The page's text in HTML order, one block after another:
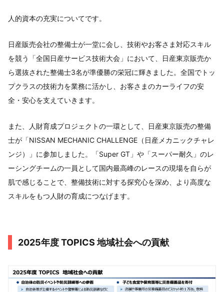
人的資本の充実についてです。
日産販売会社の整備士が一堂に会し、技術やお客さま対応スキル
を競う「全国日産サービス技術大会」において、日産東京販売か
ら選抜された整備士3名が準優勝の栄冠に輝きました。全国でトッ
プクラスの技術力を業務に活かし、お客さまのカーライフの安
全・安心を支えていきます。
また、人財育成プロジェクトの一環として、日産東京販売の整備
士が「NISSAN MECHANIC CHALLENGE（日産メカニックチャレ
ンジ）」に参加しました。「Super GT」や「スーパー耐久」のレ
ーシングチームの一員として国内最高峰のレースの現場を自らが
肌で感じることで、整備技術に対する探究心を深め、より高度な
スキルをもつ人財の育成につなげます。
2025年度 TOPICS 地域社会への貢献